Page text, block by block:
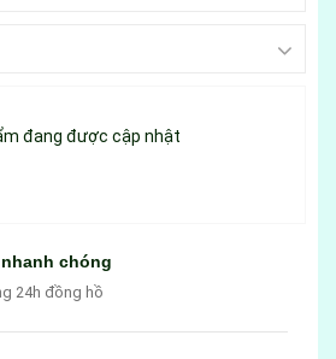
đang được cập nhật
chóng
24h đồng hồ